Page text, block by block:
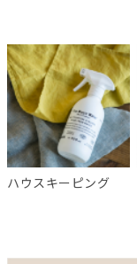
ハウスキーピング